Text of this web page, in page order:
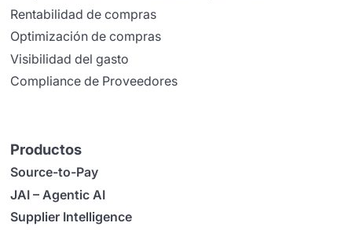
Rentabilidad de compras
Optimización de compras
Visibilidad del gasto
Compliance de Proveedores
Productos
Source-to-Pay
JAI – Agentic AI
Supplier Intelligence